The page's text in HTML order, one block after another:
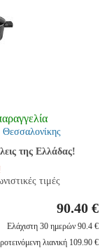
της Ελλάδας!
τιμές
90.40 €
Ελάχιστη 30 ημερών 90.4 €
λιανική 109.90 €